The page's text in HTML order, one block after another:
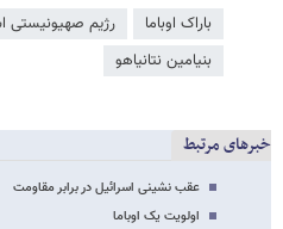
باراک اوباما رژیم صهیونیستی
بنیامین نتانیاهو
خبرهای مرتبط
عقب نشینی اسرائیل در برابر مقاومت
اولویت یک اوباما